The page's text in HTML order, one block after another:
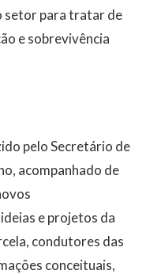
setor para tratar de
e sobrevivência
pelo Secretário de
acompanhado de
e projetos da
condutores das
conceituais,